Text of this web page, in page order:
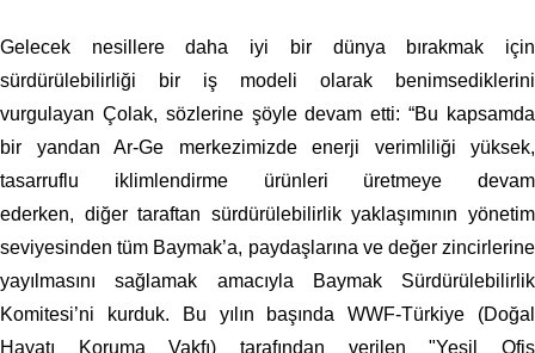
Gelecek nesillere daha iyi bir dünya bırakmak için
sürdürülebilirliği bir iş modeli olarak benimsediklerini
vurgulayan Çolak, sözlerine şöyle devam etti: “Bu kapsamda
bir yandan Ar-Ge merkezimizde enerji verimliliği yüksek,
tasarruflu iklimlendirme ürünleri üretmeye devam
ederken, diğer taraftan sürdürülebilirlik yaklaşımının yönetim
seviyesinden tüm Baymak’a, paydaşlarına ve değer zincirlerine
yayılmasını sağlamak amacıyla Baymak Sürdürülebilirlik
Komitesi’ni kurduk.
Bu yılın başında WWF-Türkiye (Doğal
Hayatı Koruma Vakfı) tarafından verilen "Yeşil Ofis